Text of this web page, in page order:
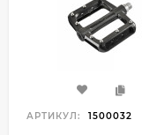
АРТИКУЛ: 1500032